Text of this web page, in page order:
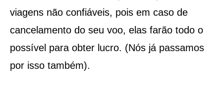
viagens não confiáveis, pois em caso de
cancelamento do seu voo, elas farão todo o
possível para obter lucro. (Nós já passamos
por isso também).